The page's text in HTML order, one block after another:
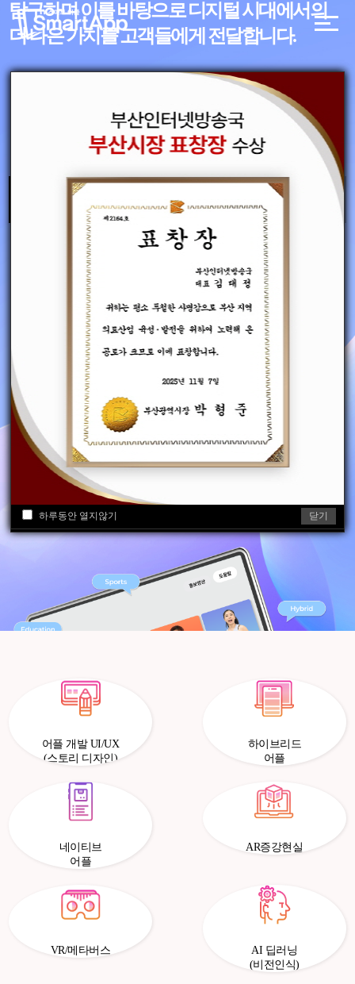
탐구하며이를 바탕으로 디지털 시대에서의
더 나은 가치를 고객들에게 전달합니다.
admin@pibs.co.kr
어플 개발 UI/UX
(스토리 디자인)
하이브리드
어플
네이티브
어플
AR증강현실
VR/메타버스
AI 딥러닝
(비전인식)
하루동안 열지않기 닫기
하루동안 열지않기 닫기